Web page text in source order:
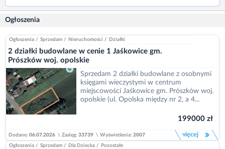
Ogłoszenia
Ogłoszenia / Sprzedam / Nieruchomości / Działki
2 działki budowlane w cenie 1 Jaśkowice gm.
Prószków woj. opolskie
Sprzedam 2 działki budowlane z osobnymi
księgami wieczystymi w centrum
miejscowości Jaśkowice gm. Prószków woj.
opolskie (ul. Opolska między nr 2, a 4...
199000 zł
Dodane:06.07.2026 \ Zasięg:33739 \ Wyświetlenia:2007 więcej
Ogłoszenia / Sprzedam / Dla Dziecka / Pozostałe